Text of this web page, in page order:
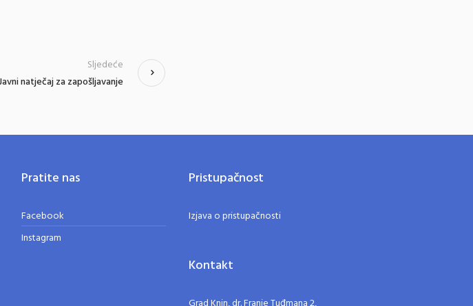
natječaj za zapošljavanje
Sljedeće
Pratite nas
Facebook
Instagram
Pristupačnost
Izjava o pristupačnosti
Kontakt